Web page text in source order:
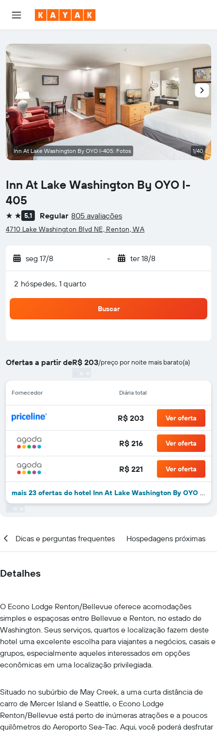
Inn At Lake Washington By OYO I-
405
2 estrelas
5,1 Regular 805 avaliações
4710 Lake Washington Blvd NE, Renton, WA
seg 17/8 - ter 18/8
2 hóspedes, 1 quarto
Buscar
Ofertas a partir deR$ 203/preço por noite mais barato(a)
Fornecedor Diária total
R$ 203 Ver oferta
R$ 216 Ver oferta
R$ 221 Ver oferta
mais 23 ofertas do hotel Inn At Lake Washington By OYO I-405
Inn At Lake Washington By OYO I-405: Fotos 1/40
Dicas e perguntas frequentes Hospedagens próximas
Detalhes
O Econo Lodge Renton/Bellevue oferece acomodações
simples e espaçosas entre Bellevue e Renton, no estado de
Washington. Seus serviços, quartos e localização fazem deste
hotel uma excelente escolha para viajantes a negócios, casais e
grupos, especialmente aqueles interessados em opções
econômicas em uma localização privilegiada.
Situado no subúrbio de May Creek, a uma curta distância de
carro de Mercer Island e Seattle, o Econo Lodge
Renton/Bellevue está perto de inúmeras atrações e a poucos
quilômetros do Aeroporto Sea-Tac. Aqui, você poderá desfrutar